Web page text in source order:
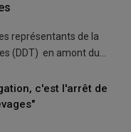
représentants de la
(DDT) en amont du…
c'est l'arrêt de